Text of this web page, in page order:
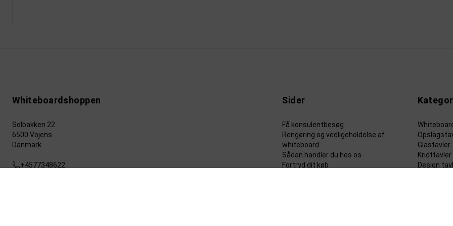
Whiteboardshoppen
Solbakken 22
6500 Vojens
Danmark
+4577348622
Sider
Få konsulentbesøg
Rengøring og vedligeholdelse af
whiteboard
Sådan handler du hos os
Fortryd dit køb
Glastavler
Kridttavler
Design